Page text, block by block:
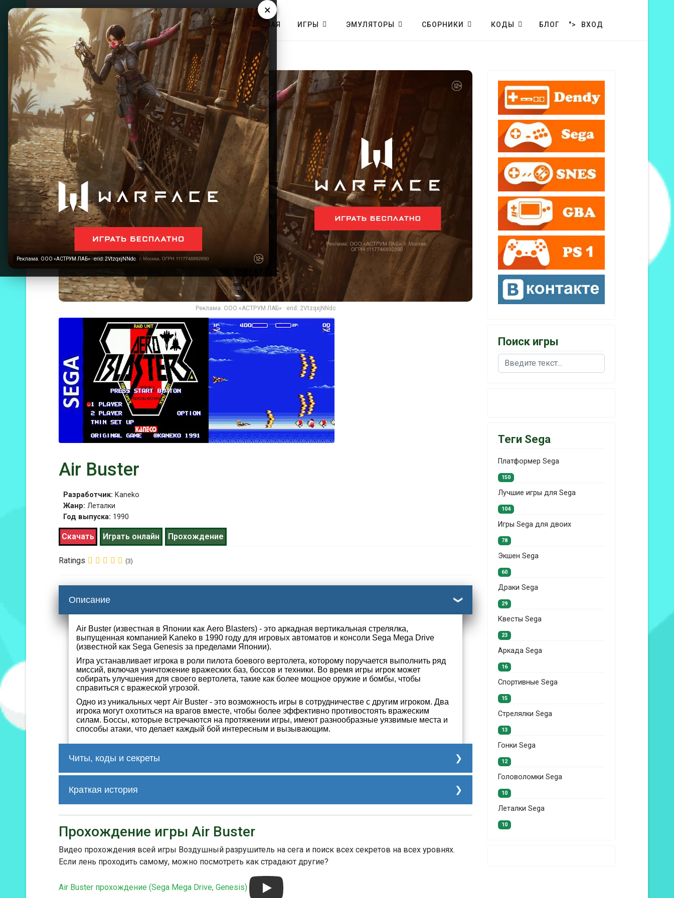
×
Реклама. ООО «АСТРУМ ЛАБ» · erid: 2VtzqxjNNdc
ГЛАВНАЯ ИГРЫ ЭМУЛЯТОРЫ СБОРНИКИ КОДЫ БЛОГ "> ВХОД
Реклама. ООО «АСТРУМ ЛАБ» · erid: 2VtzqxjNNdc
Air Buster
Разработчик: Kaneko
Жанр: Леталки
Год выпуска: 1990
Скачать Играть онлайн Прохождение
Ratings (3)
Описание
Air Buster (известная в Японии как Aero Blasters) - это аркадная вертикальная стрелялка,
выпущенная компанией Kaneko в 1990 году для игровых автоматов и консоли Sega Mega Drive
(известной как Sega Genesis за пределами Японии).
Игра устанавливает игрока в роли пилота боевого вертолета, которому поручается выполнить ряд
миссий, включая уничтожение вражеских баз, боссов и техники. Во время игры игрок может
собирать улучшения для своего вертолета, такие как более мощное оружие и бомбы, чтобы
справиться с вражеской угрозой.
Одно из уникальных черт Air Buster - это возможность игры в сотрудничестве с другим игроком. Два
игрока могут охотиться на врагов вместе, чтобы более эффективно противостоять вражеским
силам. Боссы, которые встречаются на протяжении игры, имеют разнообразные уязвимые места и
способы атаки, что делает каждый бой интересным и вызывающим.
Читы, коды и секреты
2 ACYT-AAE0 Бесконечный боезапас для игрока 2
4 ACZA-AABR Бесконечно кредитов для игрока 2
Краткая история
классических аркадных игр и оставила свой след в истории игровой индустрии.
успешных разработчиков из Японии. Air Buster продемонстрировала их способность создавать
увлекательные игры и привлекла внимание поклонников стрелялок в жанре shoot 'em up. Игра
автоматов, а также участия в ретро-консольных коллекциях.
Прохождение игры Air Buster
Видео прохождения всей игры Воздушный разрушитель на сега и поиск всех секретов на всех уровнях.
Если лень проходить самому, можно посмотреть как страдают другие?
Air Buster прохождение (Sega Mega Drive, Genesis)
Поиск игры
Поиск
Теги Sega
Платформер Sega
150
Лучшие игры для Sega
104
Игры Sega для двоих
78
Экшен Sega
60
Драки Sega
29
Квесты Sega
23
Аркада Sega
16
Спортивные Sega
15
Стрелялки Sega
13
Гонки Sega
12
Головоломки Sega
10
Леталки Sega
10